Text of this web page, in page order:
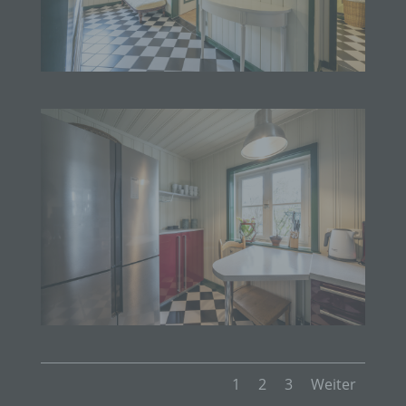
1 2 3 Weiter
Verantwortlichen
Verantwortlicher im Sinne der Datenschutz-
Datenschutzgesetze und anderer Bestimmungen
mit datenschutzrechtlichem Charakter ist die:
Alpchalet Oberstdorf GbR
Lisa-Marie Reiser/Florian Reiser
Maximilianstrasse 22
87561 Oberstdorf
+49 (0) 8322 5275
E-Mail: feworeiser@yahoo.de